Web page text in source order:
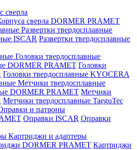
сверла
сверла DORMER PRAMET
Развертки твердосплавные
ISCAR Развертки твердосплавные
Головки твердосплавные
DORMER PRAMET Головки
Головки твердосплавные KYOCERA
Метчики твердосплавные
DORMER PRAMET Метчики
Метчики твердосплавные TaeguTec
и патроны
Оправки ISCAR Оправки
Картриджи и адаптеры
DORMER PRAMET Картриджи